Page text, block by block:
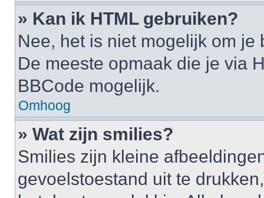
» Kan ik HTML gebruiken?
Nee, het is niet mogelijk om
De meeste opmaak die je via
BBCode mogelijk.
Omhoog
» Wat zijn smilies?
Smilies zijn kleine
gevoelstoestand uit te